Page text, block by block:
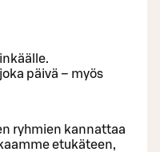
päivä – myös
ryhmien kannattaa
etukäteen,